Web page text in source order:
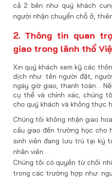
cả 2 bên như quý khách
người nhận chuyển chỗ ở,
2. Thông tin quan
giao trong lãnh thổ
Xin quý khách xem kỹ các
dịch như: tên người đặt,
ngày giờ giao, thanh toán…
cụ thể và chính xác, chúng
cho quý khách và không thực
Chúng tôi không nhận giao
cầu giao đến trường học cho
sinh viên đang lưu trú tại ký
nhân viên.
Chúng tôi có quyền từ chối
trong các trường hợp như: